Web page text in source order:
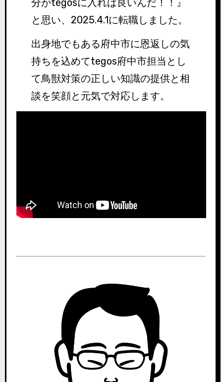
分がtegosに入れば良いんだ！！』
と思い、2025.4.1に転職しました。
出身地でもある府中市に恩返しの気
持ちを込めてtegos府中市担当とし
て鳥獣対策の正しい知識の提供と相
談を笑顔と元気で対応します。